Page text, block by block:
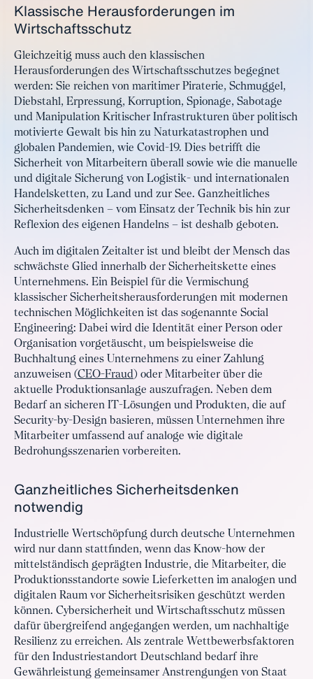
Klassische Herausforderungen im
Wirtschaftsschutz
Gleichzeitig muss auch den klassischen
Herausforderungen des Wirtschaftsschutzes begegnet
werden: Sie reichen von maritimer Piraterie, Schmuggel,
Diebstahl, Erpressung, Korruption, Spionage, Sabotage
und Manipulation Kritischer Infrastrukturen über politisch
motivierte Gewalt bis hin zu Naturkatastrophen und
globalen Pandemien, wie Covid-19. Dies betrifft die
Sicherheit von Mitarbeitern überall sowie wie die manuelle
und digitale Sicherung von Logistik- und internationalen
Handelsketten, zu Land und zur See. Ganzheitliches
Sicherheitsdenken – vom Einsatz der Technik bis hin zur
Reflexion des eigenen Handelns – ist deshalb geboten.
Auch im digitalen Zeitalter ist und bleibt der Mensch das
schwächste Glied innerhalb der Sicherheitskette eines
Unternehmens. Ein Beispiel für die Vermischung
klassischer Sicherheitsherausforderungen mit modernen
technischen Möglichkeiten ist das sogenannte Social
Engineering: Dabei wird die Identität einer Person oder
Organisation vorgetäuscht, um beispielsweise die
Buchhaltung eines Unternehmens zu einer Zahlung
anzuweisen (CEO-Fraud) oder Mitarbeiter über die
aktuelle Produktionsanlage auszufragen. Neben dem
Bedarf an sicheren IT-Lösungen und Produkten, die auf
Security-by-Design basieren, müssen Unternehmen ihre
Mitarbeiter umfassend auf analoge wie digitale
Bedrohungsszenarien vorbereiten.
Ganzheitliches Sicherheitsdenken
notwendig
Industrielle Wertschöpfung durch deutsche Unternehmen
wird nur dann stattfinden, wenn das Know-how der
mittelständisch geprägten Industrie, die Mitarbeiter, die
Produktionsstandorte sowie Lieferketten im analogen und
digitalen Raum vor Sicherheitsrisiken geschützt werden
können. Cybersicherheit und Wirtschaftsschutz müssen
dafür übergreifend angegangen werden, um nachhaltige
Resilienz zu erreichen. Als zentrale Wettbewerbsfaktoren
für den Industriestandort Deutschland bedarf ihre
Gewährleistung gemeinsamer Anstrengungen von Staat